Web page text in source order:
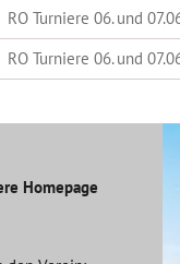
RO Turniere 06. und
RO Turniere 06. und
Homepage